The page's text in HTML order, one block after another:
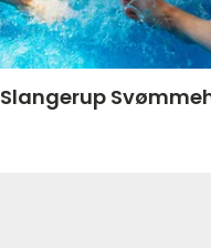
Slangerup